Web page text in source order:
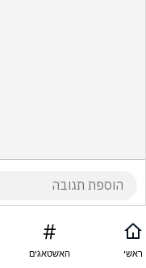
ראשי האשטאגים